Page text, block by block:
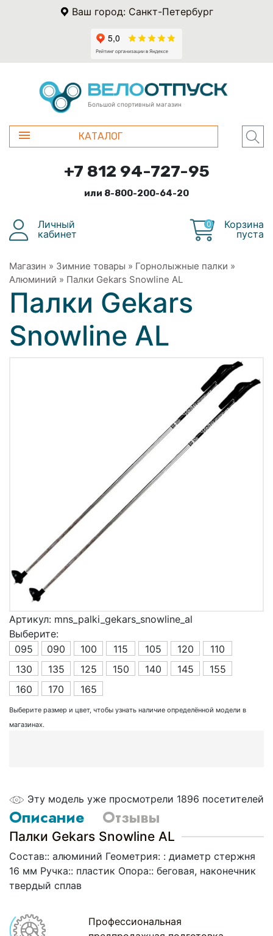
Ваш город: Санкт-Петербург
Большой спортивный магазин
КАТАЛОГ
+7 812 94-727-95
или 8-800-200-64-20
Личный
кабинет
0
Корзина
пуста
Магазин » Зимние товары » Горнолыжные палки »
Алюминий » Палки Gekars Snowline AL
Палки Gekars
Snowline AL
Артикул: mns_palki_gekars_snowline_al
Выберите:
095
090 100 115 105 120
110
130
135 125 150 140 145
155
160
170 165
Выберите размер и цвет, чтобы узнать наличие определённой модели в
магазинах.
Эту модель уже просмотрели 1896 посетителей
Описание Отзывы
Палки Gekars Snowline AL
Состав:: алюминий Геометрия: : диаметр стержня
16 мм Ручка:: пластик Опора:: беговая, наконечник
твердый сплав
Профессиональная